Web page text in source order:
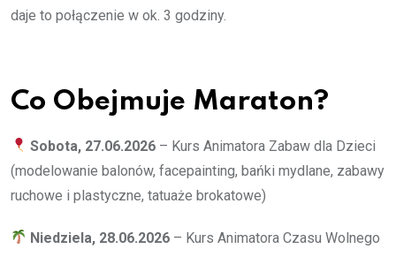
daje to połączenie w ok. 3 godziny.
Co Obejmuje Maraton?
Sobota, 27.06.2026 – Kurs Animatora Zabaw dla Dzieci
(modelowanie balonów, facepainting, bańki mydlane, zabawy
ruchowe i plastyczne, tatuaże brokatowe)
Niedziela, 28.06.2026 – Kurs Animatora Czasu Wolnego